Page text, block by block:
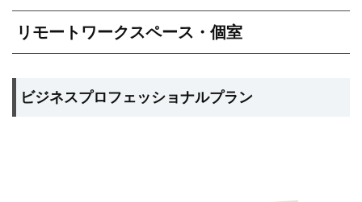
リモートワークスペース・個室
ビジネスプロフェッショナルプラン